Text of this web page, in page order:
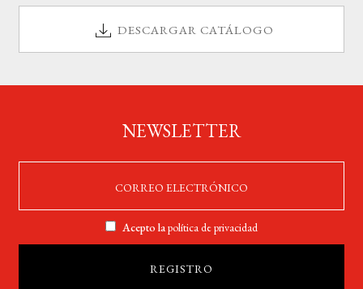
DESCARGAR CATÁLOGO
NEWSLETTER
Acepto lapolítica de privacidad